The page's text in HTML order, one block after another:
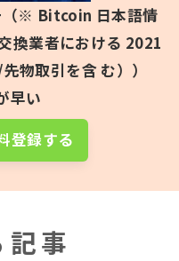
（※ Bitcoin 日本語情
換業者における 2021
物取引を含 む））
早い
登録する
事